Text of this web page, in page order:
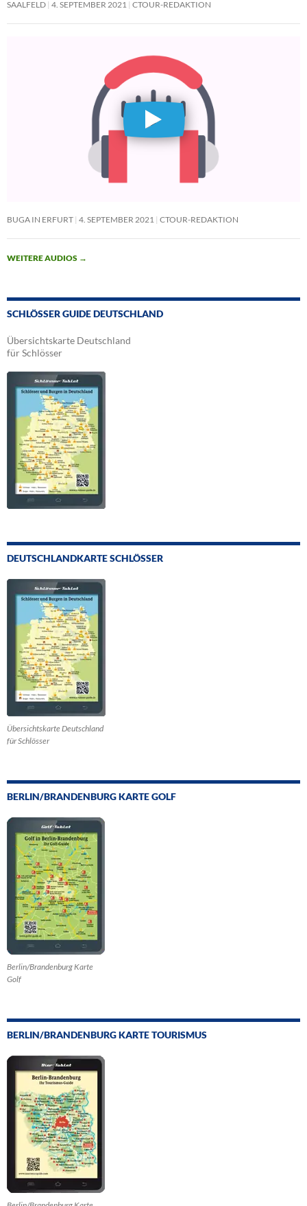
SAALFELD 4. SEPTEMBER 2021 CTOUR-REDAKTION
BUGA IN ERFURT 4. SEPTEMBER 2021 CTOUR-REDAKTION
WEITERE AUDIOS →
SCHLÖSSER GUIDE DEUTSCHLAND
Übersichtskarte Deutschland
für Schlösser
DEUTSCHLANDKARTE SCHLÖSSER
Übersichtskarte Deutschland
für Schlösser
BERLIN/BRANDENBURG KARTE GOLF
Berlin/Brandenburg Karte
Golf
BERLIN/BRANDENBURG KARTE TOURISMUS